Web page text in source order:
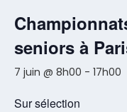
seniors à
7 juin @ 8h00 - 17h00
Sur sélection